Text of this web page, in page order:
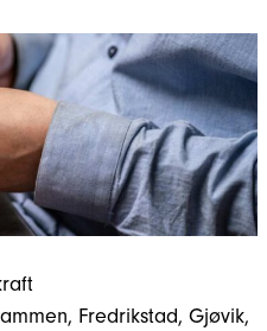
, Fredrikstad, Gjøvik,